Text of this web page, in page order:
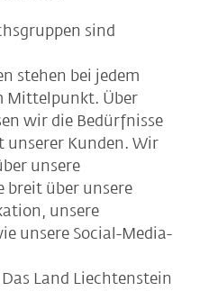
sind
stehen bei jedem
Mittelpunkt. Über
wir die Bedürfnisse
unserer Kunden. Wir
unsere
breit über unsere
unsere
unsere Social-Media-
Das Land Liechtenstein